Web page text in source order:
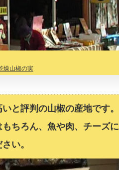
燥山椒の実
と評判の山椒の産地です
ちろん、魚や肉、チーズ
い。